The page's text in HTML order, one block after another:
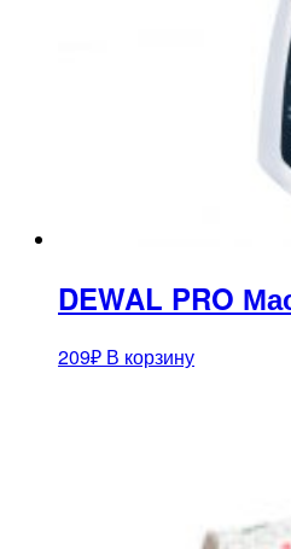
DEWAL PRO
209₽ В корзину